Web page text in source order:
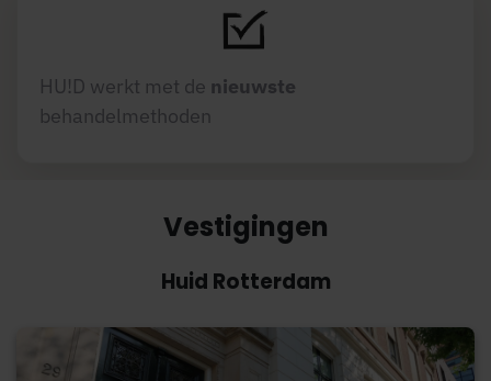
HU!D werkt met de nieuwste
behandelmethoden
Vestigingen
Huid Rotterdam